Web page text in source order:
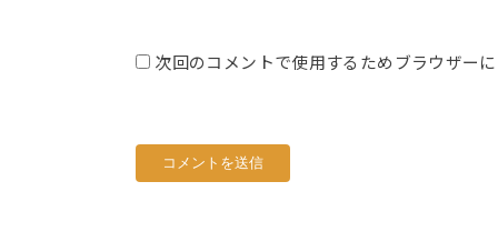
次回のコメントで使用するためブラウザー